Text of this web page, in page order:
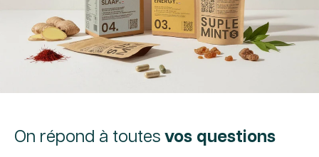
On répond à toutes vos questions